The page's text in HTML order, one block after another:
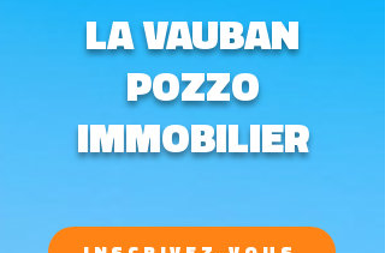
LA VAUBAN
POZZO
IMMOBILIER